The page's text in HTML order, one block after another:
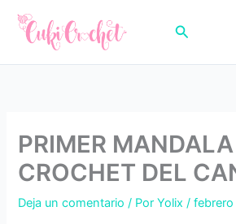
contenido
Buscar
PRIMER
CROCHET DEL
Deja un comentario / PorYolix/febrero